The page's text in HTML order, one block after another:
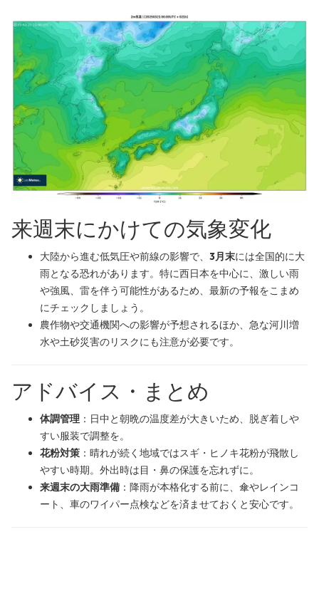
来週末にかけての気象変化
大陸から進む低気圧や前線の影響で、 3月末には全国的に大
雨となる恐れがあります。特に西日本を中心に、激しい雨
や強風、雷を伴う可能性があるため、最新の予報をこまめ
にチェックしましょう。
農作物や交通機関への影響が予想されるほか、急な河川増
水や土砂災害のリスクにも注意が必要です。
アドバイス・まとめ
体調管理 ：日中と朝晩の温度差が大きいため、脱ぎ着しや
すい服装で調整を。
花粉対策 ：晴れが続く地域ではスギ・ヒノキ花粉が飛散し
やすい時期。外出時は目・鼻の保護を忘れずに。
来週末の大雨準備 ：降雨が本格化する前に、傘やレインコ
ート、車のワイパー点検などを済ませておくと安心です。